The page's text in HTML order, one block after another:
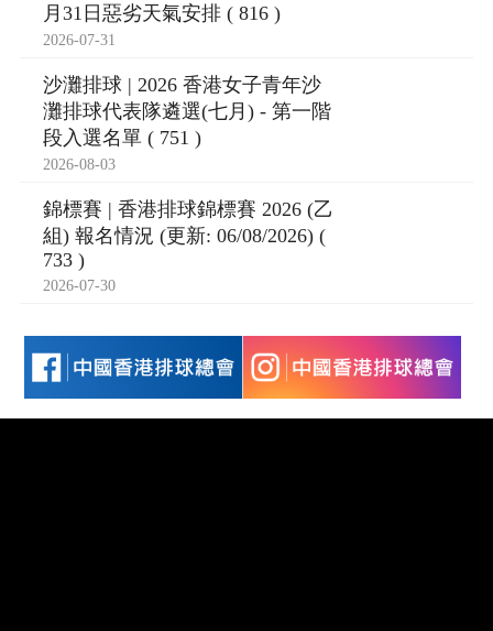
月31日惡劣天氣安排 ( 816 )
2026-07-31
沙灘排球 | 2026 香港女子青年沙
灘排球代表隊遴選(七月) - 第一階
段入選名單 ( 751 )
2026-08-03
錦標賽 | 香港排球錦標賽 2026 (乙
組) 報名情況 (更新: 06/08/2026) (
733 )
2026-07-30